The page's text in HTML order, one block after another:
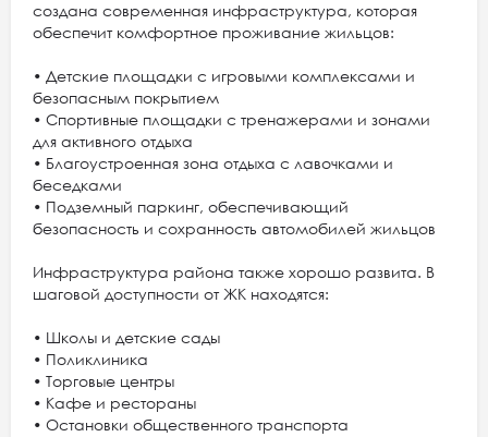
создана современная инфраструктура, которая
обеспечит комфортное проживание жильцов:
• Детские площадки с игровыми комплексами и
безопасным покрытием
• Спортивные площадки с тренажерами и зонами
для активного отдыха
• Благоустроенная зона отдыха с лавочками и
беседками
• Подземный паркинг, обеспечивающий
безопасность и сохранность автомобилей жильцов
Инфраструктура района также хорошо развита. В
шаговой доступности от ЖК находятся:
• Школы и детские сады
• Поликлиника
• Торговые центры
• Кафе и рестораны
• Остановки общественного транспорта